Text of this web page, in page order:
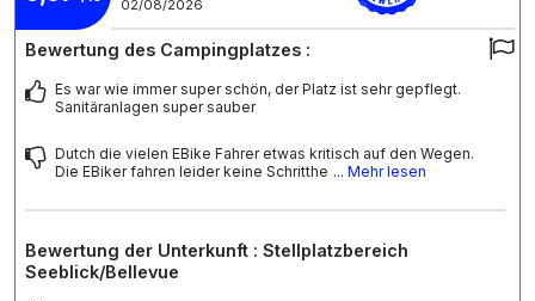
02/08/2026
Bewertung des Campingplatzes :
Es war wie immer super schön, der Platz ist sehr gepflegt.
Sanitäranlagen super sauber
Dutch die vielen EBike Fahrer etwas kritisch auf den Wegen.
Die EBiker fahren leider keine Schritthe ... Mehr lesen
Bewertung der Unterkunft : Stellplatzbereich
Seeblick/Bellevue